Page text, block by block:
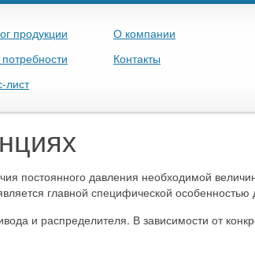
продукции
О компании
Контакты
лист
постоянного давления необходимой
главной специфической особенностью
и распределителя. В зависимости от